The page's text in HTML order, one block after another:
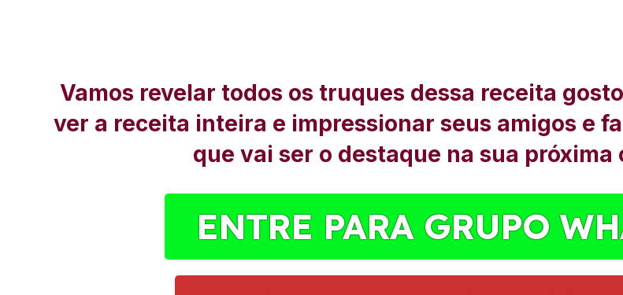
Vamos revelar todos os truques dessa receita
ver a receita inteira e impressionar seus amigos e
que vai ser o destaque na sua próxima
ENTRE PARA GRUPO